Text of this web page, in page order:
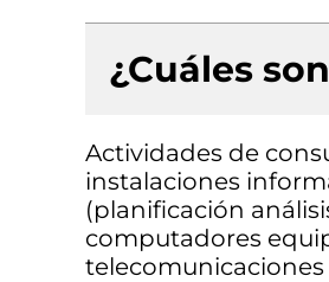
¿Cuáles
Actividades de
instalaciones
(planificación
computadores